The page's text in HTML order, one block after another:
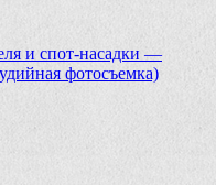
и спот-насадки —
фотосъемка)